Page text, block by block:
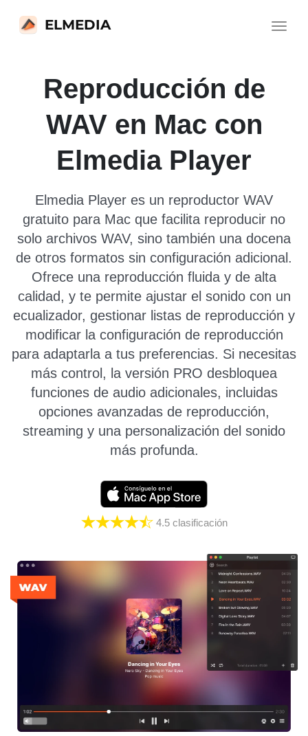
Toggle
ELMEDIA
Reproducción de
WAV en Mac con
Elmedia Player
Elmedia Player es un reproductor WAV
gratuito para Mac que facilita reproducir no
solo archivos WAV, sino también una docena
de otros formatos sin configuración adicional.
Ofrece una reproducción fluida y de alta
calidad, y te permite ajustar el sonido con un
ecualizador, gestionar listas de reproducción y
modificar la configuración de reproducción
para adaptarla a tus preferencias. Si necesitas
más control, la versión PRO desbloquea
funciones de audio adicionales, incluidas
opciones avanzadas de reproducción,
streaming y una personalización del sonido
más profunda.
4.5clasificación